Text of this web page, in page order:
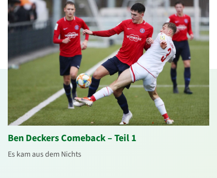
Ben Deckers Comeback – Teil 1
Es kam aus dem Nichts